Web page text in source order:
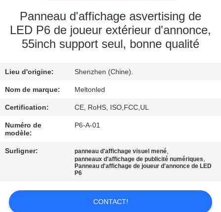
VISITE
D'USINE
DE
QUALITÉ
COMPANY
NEWS
DU
SITE
Panneau d'affichage asvertising de
LED P6 de joueur extérieur d'annonce,
55inch support seul, bonne qualité
Lieu d'origine: Shenzhen (Chine).
Nom de marque: Meltonled
Certification: CE, RoHS, ISO,FCC,UL
Numéro de
modèle:
P6-A-01
Surligner: panneau d'affichage visuel mené,
panneaux d'affichage de publicité numériques,
Panneau d'affichage de joueur d'annonce de LED
P6
CONTACT!